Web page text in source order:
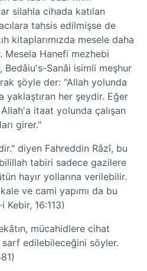
silahla cihada katılan
tahsis edilmişse de
kitaplarımızda mesele daha
Mesela Hanefi mezhebi
Bedâiu's-Sanâi isimli meşhur
şöyle der: "Allah yolunda
yaklaştıran her şeydir. Eğer
itaat yolunda çalışan
girer."
diyen Fahreddin Râzî, bu
tabiri sadece gazilere
hayır yollarına verilebilir.
ve cami yapımı da bu
16:113)
mücahidlere cihat
sarf edilebileceğini söyler.